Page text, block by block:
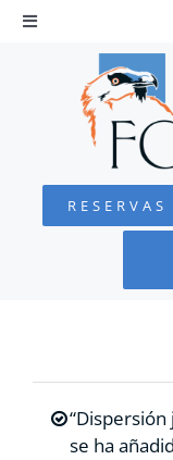
Saltar
Toggle
Navigation
FUNDACIÓN
RESERVAS
se ha